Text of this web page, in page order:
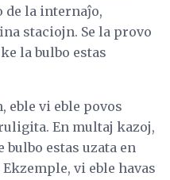
de la internaĵo,
staciojn. Se la provo
la bulbo estas
eble vi eble povos
En multaj kazoj,
estas uzata en
vi eble havas